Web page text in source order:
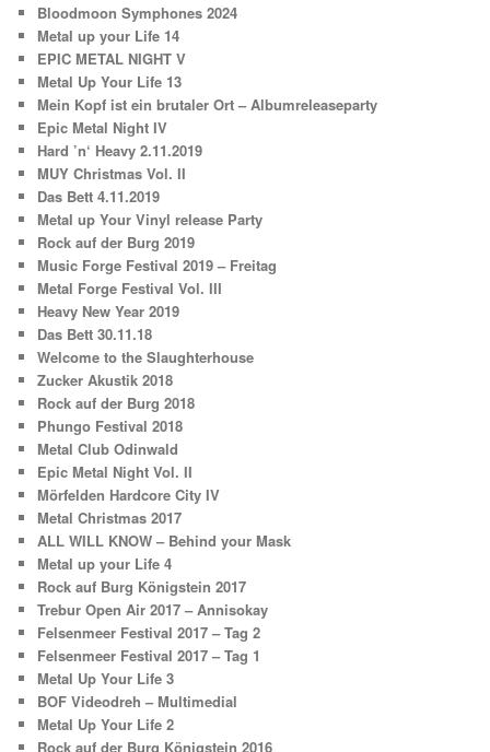
Bloodmoon Symphones 2024
Metal up your Life 14
EPIC METAL NIGHT V
Metal Up Your Life 13
Mein Kopf ist ein brutaler Ort – Albumreleaseparty
Epic Metal Night IV
Hard ’n‘ Heavy 2.11.2019
MUY Christmas Vol. II
Das Bett 4.11.2019
Metal up Your Vinyl release Party
Rock auf der Burg 2019
Music Forge Festival 2019 – Freitag
Metal Forge Festival Vol. III
Heavy New Year 2019
Das Bett 30.11.18
Welcome to the Slaughterhouse
Zucker Akustik 2018
Rock auf der Burg 2018
Phungo Festival 2018
Metal Club Odinwald
Epic Metal Night Vol. II
Mörfelden Hardcore City IV
Metal Christmas 2017
ALL WILL KNOW – Behind your Mask
Metal up your Life 4
Rock auf Burg Königstein 2017
Trebur Open Air 2017 – Annisokay
Felsenmeer Festival 2017 – Tag 2
Felsenmeer Festival 2017 – Tag 1
Metal Up Your Life 3
BOF Videodreh – Multimedial
Metal Up Your Life 2
Rock auf der Burg Königstein 2016